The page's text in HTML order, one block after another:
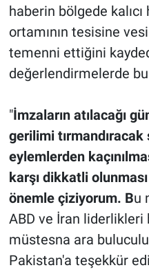
haberin bölgede
ortamının tesisine
temenni ettiğini
değerlendirmelerde
"İmzaların atılacağı
gerilimi
eylemlerden
karşı dikkatli
önemle çiziyorum. Bu
ABD ve İran
müstesna ara
Pakistan'a teşekkür